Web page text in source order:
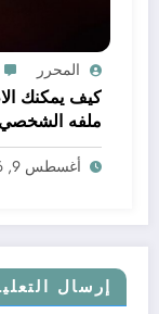
المحرر
كيف يمكنك
ملفه
الشخصي في
أغسطس 9, 2026
إرسال